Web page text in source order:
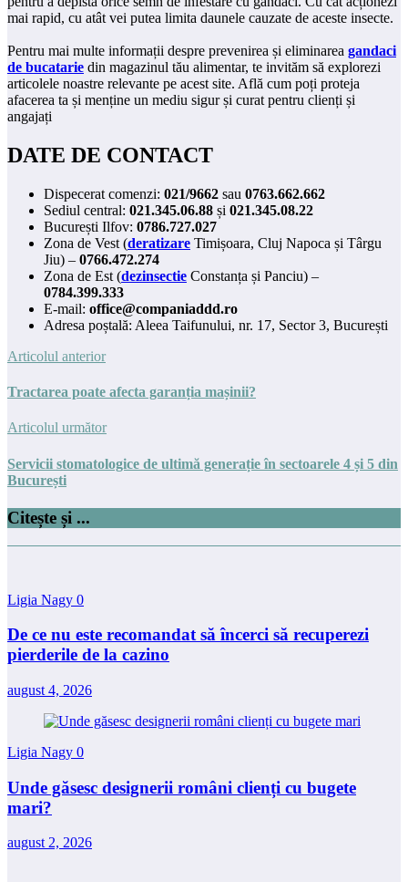
mai rapid, cu atât vei putea limita daunele cauzate de aceste insecte.
Pentru mai multe informații despre prevenirea și eliminarea gandaci
de bucatarie din magazinul tău alimentar, te invităm să explorezi
articolele noastre relevante pe acest site. Află cum poți proteja
afacerea ta și menține un mediu sigur și curat pentru clienți și
angajați
DATE DE CONTACT
Dispecerat comenzi: 021/9662 sau 0763.662.662
Sediul central: 021.345.06.88 și 021.345.08.22
București Ilfov: 0786.727.027
Zona de Vest (deratizare Timișoara, Cluj Napoca și Târgu
Jiu) – 0766.472.274
Zona de Est (dezinsectie Constanța și Panciu) –
0784.399.333
E-mail: office@companiaddd.ro
Adresa poștală: Aleea Taifunului, nr. 17, Sector 3, București
Articolul anterior
Tractarea poate afecta garanția mașinii?
Articolul următor
Servicii stomatologice de ultimă generație în sectoarele 4 și 5 din
București
Citește și ...
Ligia Nagy 0
De ce nu este recomandat să încerci să recuperezi
pierderile de la cazino
august 4, 2026
Ligia Nagy 0
Unde găsesc designerii români clienți cu bugete
mari?
august 2, 2026